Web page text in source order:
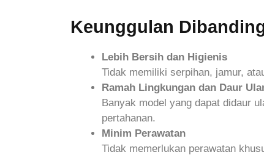
Keunggulan
Lebih Bersih dan Higienis
Tidak memiliki serpihan, jamur,
Ramah Lingkungan dan Daur
Banyak model yang dapat didaur
pertahanan.
Minim Perawatan
Tidak memerlukan perawatan